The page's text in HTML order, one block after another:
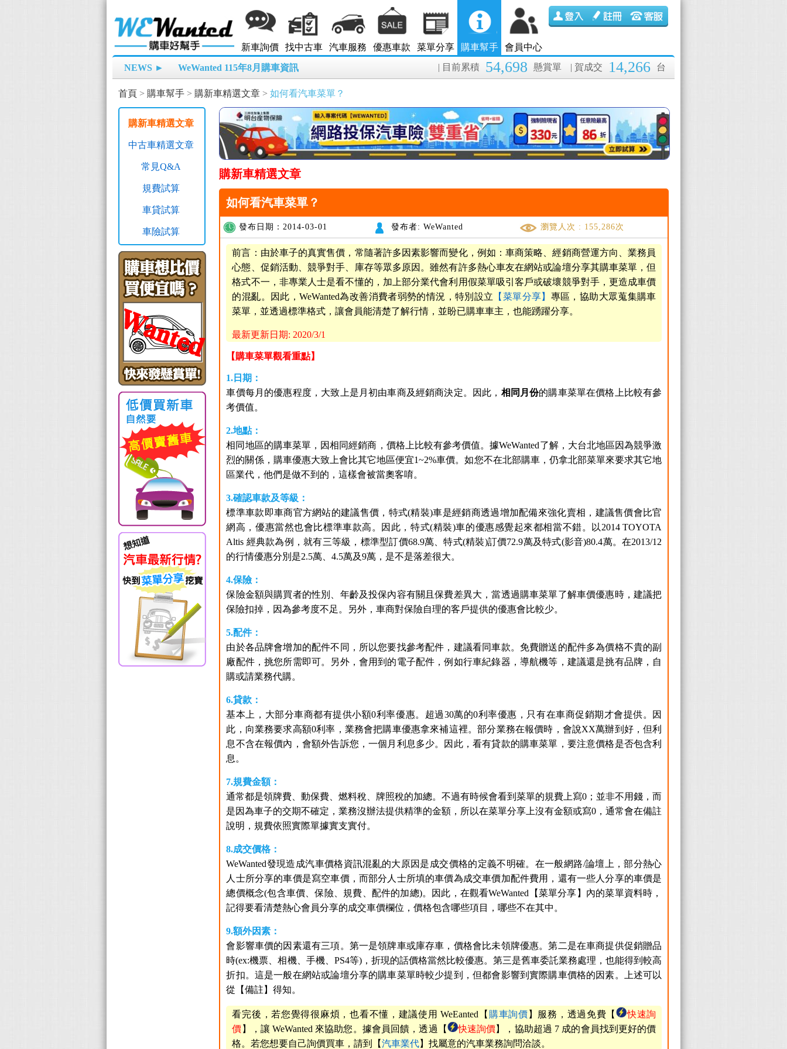
新車詢價 找中古車 汽車服務 優惠車款 菜單分享 購車幫手 會員中心
NEWS ► WeWanted 115年8月購車資訊 | 賀成交 14,266 台
| 目前累積 54,698 懸賞單
首頁 > 購車幫手 > 購新車精選文章 > 如何看汽車菜單？
購新車精選文章
中古車精選文章
常見Q&A
規費試算
車貸試算
車險試算
購新車精選文章
如何看汽車菜單？
發布日期：2014-03-01 發布者: WeWanted 瀏覽人次 : 155,286次
前言：由於車子的真實售價，常隨著許多因素影響而變化，例如：車商策略、經銷商營運方向、業務員
心態、促銷活動、競爭對手、庫存等眾多原因。雖然有許多熱心車友在網站或論壇分享其購車菜單，但
格式不一，非專業人士是看不懂的，加上部分業代會利用假菜單吸引客戶或破壞競爭對手，更造成車價
的混亂。因此，WeWanted為改善消費者弱勢的情況，特別設立 【菜單分享】 專區，協助大眾蒐集購車
菜單，並透過標準格式，讓會員能清楚了解行情，並盼已購車車主，也能踴躍分享。
最新更新日期: 2020/3/1
【購車菜單觀看重點】
1.日期：
車價每月的優惠程度，大致上是月初由車商及經銷商決定。因此， 相同月份的購車菜單在價格上比較有參
考價值。
2.地點：
相同地區的購車菜單，因相同經銷商，價格上比較有參考價值。據WeWanted了解，大台北地區因為競爭激
烈的關係，購車優惠大致上會比其它地區便宜1~2%車價。如您不在北部購車，仍拿北部菜單來要求其它地
區業代，他們是做不到的，這樣會被當奧客唷。
3.確認車款及等級：
標準車款即車商官方網站的建議售價，特式(精裝)車是經銷商透過增加配備來強化賣相，建議售價會比官
網高，優惠當然也會比標準車款高。因此，特式(精裝)車的優惠感覺起來都相當不錯。以2014 TOYOTA
Altis 經典款為例，就有三等級，標準型訂價68.9萬、特式(精裝)訂價72.9萬及特式(影音)80.4萬。在2013/12
的行情優惠分別是2.5萬、4.5萬及9萬，是不是落差很大。
4.保險：
保險金額與購買者的性別、年齡及投保內容有關且保費差異大，當透過購車菜單了解車價優惠時，建議把
保險扣掉，因為參考度不足。另外，車商對保險自理的客戶提供的優惠會比較少。
5.配件：
由於各品牌會增加的配件不同，所以您要找參考配件，建議看同車款。免費贈送的配件多為價格不貴的副
廠配件，挑您所需即可。另外，會用到的電子配件，例如行車紀錄器，導航機等，建議還是挑有品牌，自
購或請業務代購。
6.貸款：
基本上，大部分車商都有提供小額0利率優惠。超過30萬的0利率優惠，只有在車商促銷期才會提供。因
此，向業務要求高額0利率，業務會把購車優惠拿來補這裡。部分業務在報價時，會說XX萬辦到好，但利
息不含在報價內，會額外告訴您，一個月利息多少。因此，看有貸款的購車菜單，要注意價格是否包含利
息。
7.規費金額：
通常都是領牌費、動保費、燃料稅、牌照稅的加總。不過有時候會看到菜單的規費上寫0；並非不用錢，而
是因為車子的交期不確定，業務沒辦法提供精準的金額，所以在菜單分享上沒有金額或寫0，通常會在備註
說明，規費依照實際單據實支實付。
8.成交價格：
WeWanted發現造成汽車價格資訊混亂的大原因是成交價格的定義不明確。在一般網路/論壇上，部分熱心
人士所分享的車價是寫空車價，而部分人士所填的車價為成交車價加配件費用，還有一些人分享的車價是
總價概念(包含車價、保險、規費、配件的加總)。因此，在觀看WeWanted【菜單分享】內的菜單資料時，
記得要看清楚熱心會員分享的成交車價欄位，價格包含哪些項目，哪些不在其中。
9.額外因素：
會影響車價的因素還有三項。第一是領牌車或庫存車，價格會比未領牌優惠。第二是在車商提供促銷贈品
時(ex:機票、相機、手機、PS4等)，折現的話價格當然比較優惠。第三是舊車委託業務處理，也能得到較高
折扣。這是一般在網站或論壇分享的購車菜單時較少提到，但都會影響到實際購車價格的因素。上述可以
從【備註】得知。
看完後，若您覺得很麻煩，也看不懂，建議使用 WeEanted【 購車詢價 】服務，透過免費【
快速詢
價 】，讓 WeWanted 來協助您。據會員回饋，透過【 快速詢價】，協助超過 7 成的會員找到更好的價
格。若您想要自己詢價買車，請到【汽車業代】找屬意的汽車業務詢問洽談。